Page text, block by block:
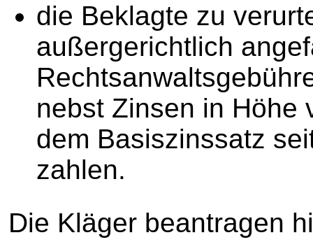
die Beklagte zu
außergerichtlich
nebst Zinsen in Höhe
dem Basiszinssatz
zahlen.
Die Kläger beantragen